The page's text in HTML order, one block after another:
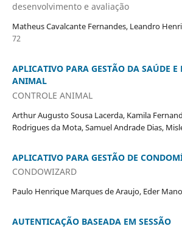
desenvolvimento e avaliação
Matheus Cavalcante Fernandes, Leandro
72
APLICATIVO PARA GESTÃO DA SAÚDE E
ANIMAL
CONTROLE ANIMAL
Arthur Augusto Sousa Lacerda, Kamila
Rodrigues da Mota, Samuel Andrade Dias,
APLICATIVO PARA GESTÃO DE
CONDOWIZARD
Paulo Henrique Marques de Araujo, Eder
AUTENTICAÇÃO BASEADA EM SESSÃO